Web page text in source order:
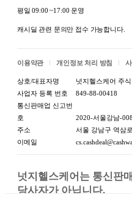
평일 09:00 ~17:00 운영
캐시딜 관련 문의만 접수 가능합니다.
이용약관 개인정보 처리 방침
상호/대표자명
넛지헬스케어 주
사업자 등록 번호
849-88-00418
통신판매업 신고번
호
2020-서울강남-
주소
서울 강남구 역삼
이메일
넛지헬스케어는 통신판
당사자가 아닙니다.